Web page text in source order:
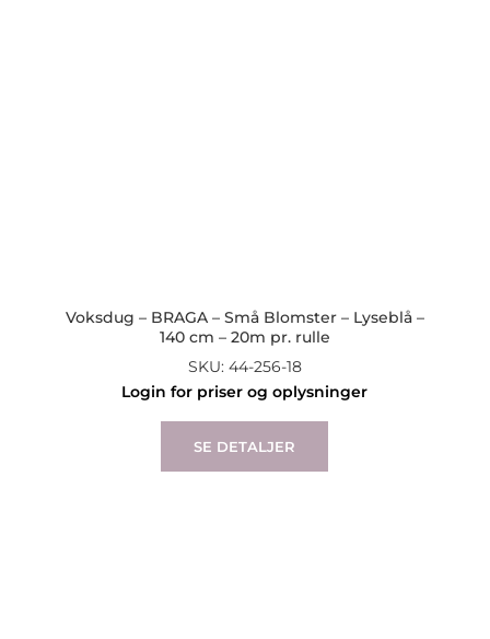
Voksdug – BRAGA – Små Blomster – Lyseblå –
140 cm – 20m pr. rulle
SKU: 44-256-18
Login for priser og oplysninger
SE DETALJER